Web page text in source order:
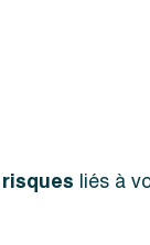
risques liés à